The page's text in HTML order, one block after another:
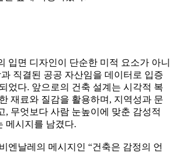
입면 디자인이 단순한 미적 요소가 아니
직결된 공공 자산임을 데이터로 입증
었다. 앞으로의 건축 설계는 시각적 복
재료와 질감을 활용하며, 지역성과 문
, 무엇보다 사람 눈높이에 맞춘 감성적
메시지를 남겼다.
엔날레의 메시지인 “건축은 감정의 언